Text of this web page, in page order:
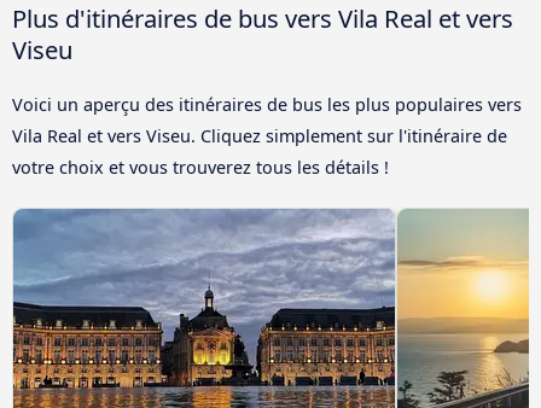
Plus d'itinéraires de bus vers Vila Real et vers
Viseu
Voici un aperçu des itinéraires de bus les plus populaires vers
Vila Real et vers Viseu. Cliquez simplement sur l'itinéraire de
votre choix et vous trouverez tous les détails !